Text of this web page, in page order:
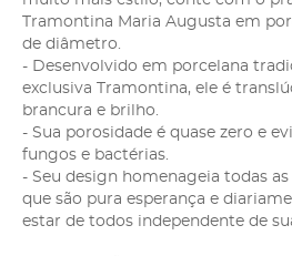
Tramontina Maria Augusta em
de diâmetro.
- Desenvolvido em porcelana
exclusiva Tramontina, ele é
brancura e brilho.
- Sua porosidade é quase zero e
fungos e bactérias.
- Seu design homenageia todas
que são pura esperança e
estar de todos independente de